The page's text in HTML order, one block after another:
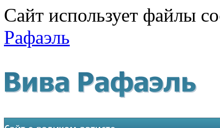
Сайт использует файлы
Рафаэль